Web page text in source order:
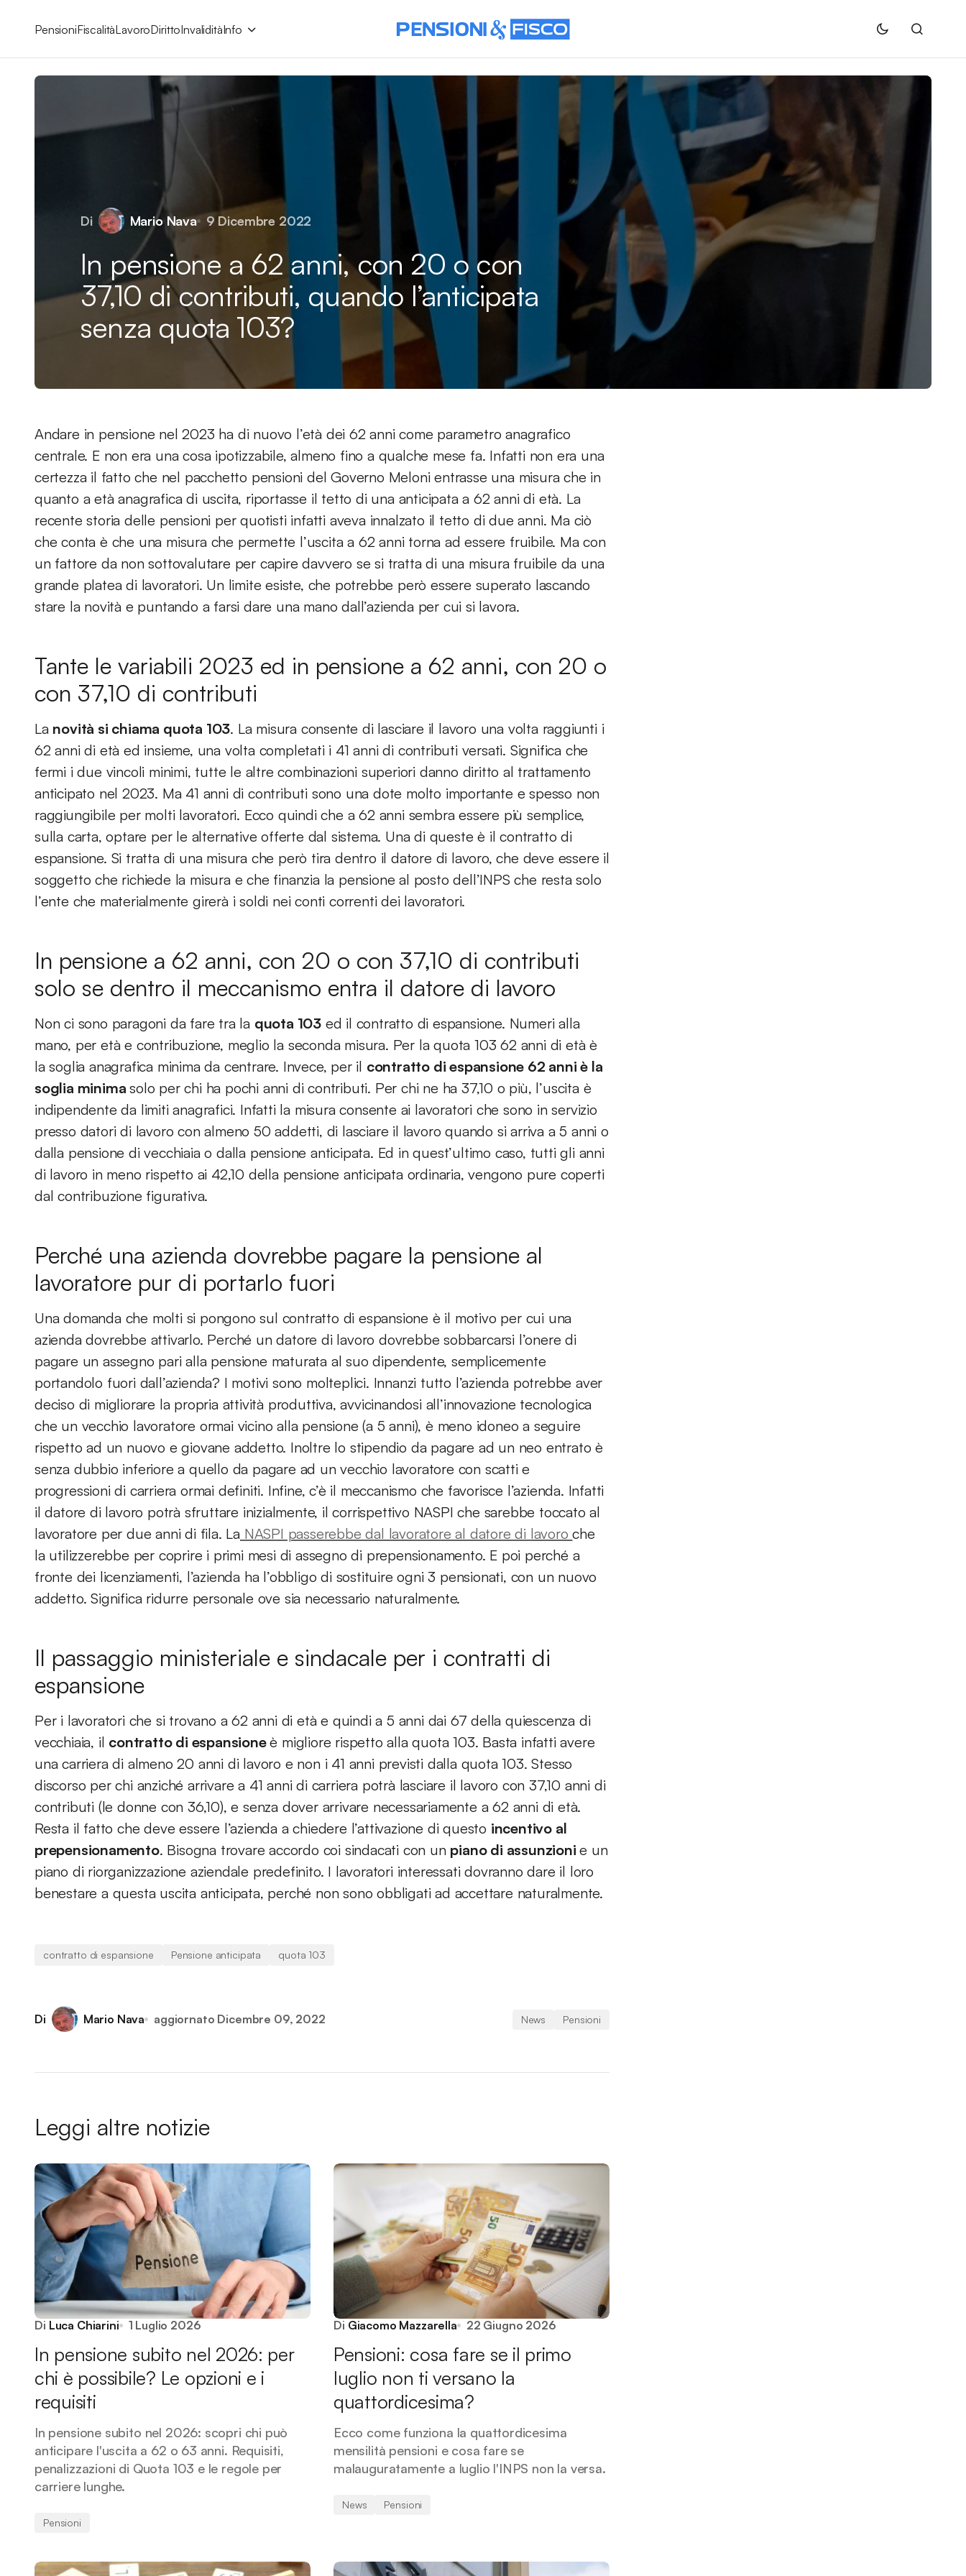
PensioniFiscalitàLavoroDirittoInvaliditàInfo
Di Mario Nava 9 Dicembre 2022
In pensione a 62 anni, con 20 o con
37,10 di contributi, quando l’anticipata
senza quota 103?
Andare in pensione nel 2023 ha di nuovo l’età dei 62 anni come parametro anagrafico
centrale. E non era una cosa ipotizzabile, almeno fino a qualche mese fa. Infatti non era una
certezza il fatto che nel pacchetto pensioni del Governo Meloni entrasse una misura che in
quanto a età anagrafica di uscita, riportasse il tetto di una anticipata a 62 anni di età. La
recente storia delle pensioni per quotisti infatti aveva innalzato il tetto di due anni. Ma ciò
che conta è che una misura che permette l’uscita a 62 anni torna ad essere fruibile. Ma con
un fattore da non sottovalutare per capire davvero se si tratta di una misura fruibile da una
grande platea di lavoratori. Un limite esiste, che potrebbe però essere superato lascando
stare la novità e puntando a farsi dare una mano dall’azienda per cui si lavora.
Tante le variabili 2023 ed in pensione a 62 anni, con 20 o
con 37,10 di contributi
La novità si chiama quota 103. La misura consente di lasciare il lavoro una volta raggiunti i
62 anni di età ed insieme, una volta completati i 41 anni di contributi versati. Significa che
fermi i due vincoli minimi, tutte le altre combinazioni superiori danno diritto al trattamento
anticipato nel 2023. Ma 41 anni di contributi sono una dote molto importante e spesso non
raggiungibile per molti lavoratori. Ecco quindi che a 62 anni sembra essere più semplice,
sulla carta, optare per le alternative offerte dal sistema. Una di queste è il contratto di
espansione. Si tratta di una misura che però tira dentro il datore di lavoro, che deve essere il
soggetto che richiede la misura e che finanzia la pensione al posto dell’INPS che resta solo
l’ente che materialmente girerà i soldi nei conti correnti dei lavoratori.
In pensione a 62 anni, con 20 o con 37,10 di contributi
solo se dentro il meccanismo entra il datore di lavoro
Non ci sono paragoni da fare tra la quota 103 ed il contratto di espansione. Numeri alla
mano, per età e contribuzione, meglio la seconda misura. Per la quota 103 62 anni di età è
la soglia anagrafica minima da centrare. Invece, per il contratto di espansione 62 anni è la
soglia minimasolo per chi ha pochi anni di contributi. Per chi ne ha 37,10 o più, l’uscita è
indipendente da limiti anagrafici. Infatti la misura consente ai lavoratori che sono in servizio
presso datori di lavoro con almeno 50 addetti, di lasciare il lavoro quando si arriva a 5 anni o
dalla pensione di vecchiaia o dalla pensione anticipata. Ed in quest’ultimo caso, tutti gli anni
di lavoro in meno rispetto ai 42,10 della pensione anticipata ordinaria, vengono pure coperti
dal contribuzione figurativa.
Perché una azienda dovrebbe pagare la pensione al
lavoratore pur di portarlo fuori
Una domanda che molti si pongono sul contratto di espansione è il motivo per cui una
azienda dovrebbe attivarlo. Perché un datore di lavoro dovrebbe sobbarcarsi l’onere di
pagare un assegno pari alla pensione maturata al suo dipendente, semplicemente
portandolo fuori dall’azienda? I motivi sono molteplici. Innanzi tutto l’azienda potrebbe aver
deciso di migliorare la propria attività produttiva, avvicinandosi all’innovazione tecnologica
che un vecchio lavoratore ormai vicino alla pensione (a 5 anni), è meno idoneo a seguire
rispetto ad un nuovo e giovane addetto. Inoltre lo stipendio da pagare ad un neo entrato è
senza dubbio inferiore a quello da pagare ad un vecchio lavoratore con scatti e
progressioni di carriera ormai definiti. Infine, c’è il meccanismo che favorisce l’azienda. Infatti
il datore di lavoro potrà sfruttare inizialmente, il corrispettivo NASPI che sarebbe toccato al
lavoratore per due anni di fila. La NASPI passerebbe dal lavoratore al datore di lavoroche
la utilizzerebbe per coprire i primi mesi di assegno di prepensionamento. E poi perché a
fronte dei licenziamenti, l’azienda ha l’obbligo di sostituire ogni 3 pensionati, con un nuovo
addetto. Significa ridurre personale ove sia necessario naturalmente.
Il passaggio ministeriale e sindacale per i contratti di
espansione
Per i lavoratori che si trovano a 62 anni di età e quindi a 5 anni dai 67 della quiescenza di
vecchiaia, il contratto di espansioneè migliore rispetto alla quota 103. Basta infatti avere
una carriera di almeno 20 anni di lavoro e non i 41 anni previsti dalla quota 103. Stesso
discorso per chi anziché arrivare a 41 anni di carriera potrà lasciare il lavoro con 37,10 anni di
contributi (le donne con 36,10), e senza dover arrivare necessariamente a 62 anni di età.
Resta il fatto che deve essere l’azienda a chiedere l’attivazione di questo incentivo al
prepensionamento. Bisogna trovare accordo coi sindacati con un piano di assunzionie un
piano di riorganizzazione aziendale predefinito. I lavoratori interessati dovranno dare il loro
benestare a questa uscita anticipata, perché non sono obbligati ad accettare naturalmente.
contratto di espansione Pensione anticipata quota 103
Di Mario Nava aggiornato Dicembre 09, 2022 News Pensioni
Leggi altre notizie
Di Luca Chiarini 1 Luglio 2026
In pensione subito nel 2026: per
chi è possibile? Le opzioni e i
requisiti
In pensione subito nel 2026: scopri chi può
anticipare l'uscita a 62 o 63 anni. Requisiti,
penalizzazioni di Quota 103 e le regole per
carriere lunghe.
Pensioni
Di Giacomo Mazzarella 22 Giugno 2026
Pensioni: cosa fare se il primo
luglio non ti versano la
quattordicesima?
Ecco come funziona la quattordicesima
mensilità pensioni e cosa fare se
malauguratamente a luglio l'INPS non la versa.
News Pensioni